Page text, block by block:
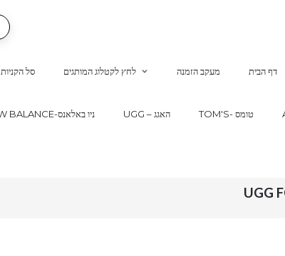
סל הקניות לחץ לקטלוג המותגים מעקב הזמנה דף הבית
NEW BALANCE-ניו באלאנס UGG – האגג TOM'S- טומס